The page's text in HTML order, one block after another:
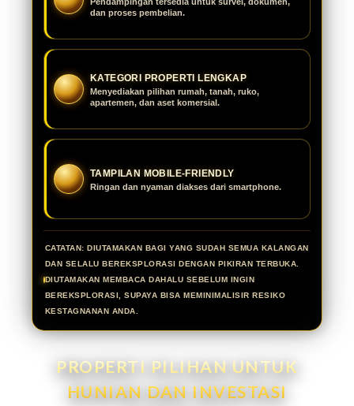
dan proses pembelian.
KATEGORI PROPERTI LENGKAP
Menyediakan pilihan rumah, tanah, ruko,
apartemen, dan aset komersial.
TAMPILAN MOBILE-FRIENDLY
Ringan dan nyaman diakses dari smartphone.
CATATAN: DIUTAMAKAN BAGI YANG SUDAH SEMUA KALANGAN
DAN SELALU BEREKSPLORASI DENGAN PIKIRAN TERBUKA.
DIUTAMAKAN MEMBACA DAHALU SEBELUM INGIN
BEREKSPLORASI, SUPAYA BISA MEMINIMALISIR RESIKO
KESTAGNANAN ANDA.
PROPERTI PILIHAN UNTUK
HUNIAN DAN INVESTASI